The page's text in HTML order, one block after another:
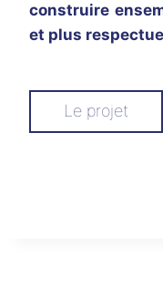
construire
et plus
Le projet